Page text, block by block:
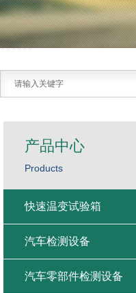
产品中心
Products
快速温变试验箱
汽车检测设备
汽车零部件检测设备